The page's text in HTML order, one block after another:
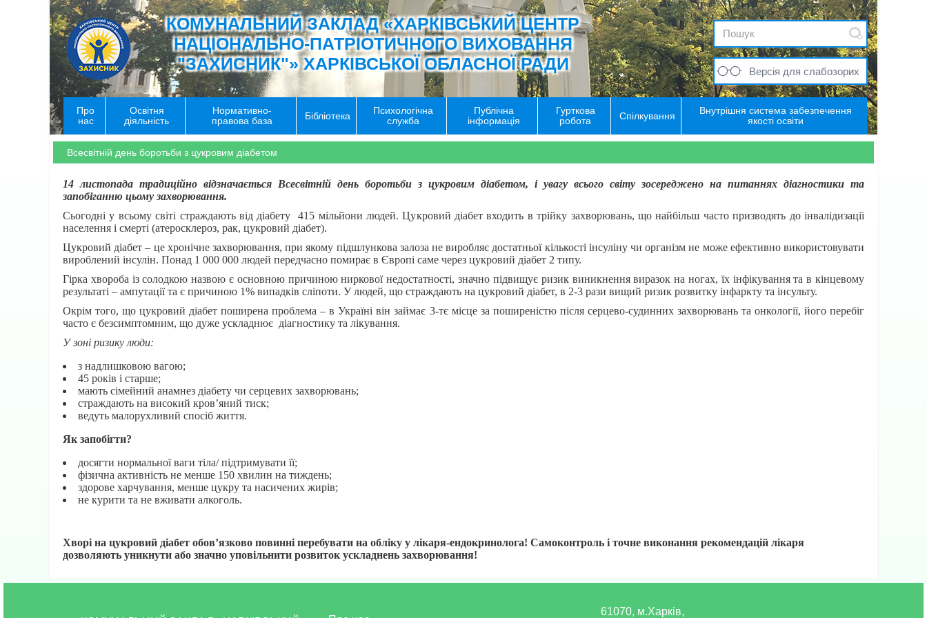
КОМУНАЛЬНИЙ ЗАКЛАД «ХАРКІВСЬКИЙ ЦЕНТР
НАЦІОНАЛЬНО-ПАТРІОТИЧНОГО ВИХОВАННЯ
"ЗАХИСНИК"» ХАРКІВСЬКОЇ ОБЛАСНОЇ РАДИ
Версія для слабозорих
Про
нас
Освітня
діяльність
Нормативно-
правова база
Бібліотека
Психологічна
служба
Публічна
інформація
Гурткова
робота
Спілкування
Внутрішня система забезпечення
якості освіти
Всесвітній день боротьби з цукровим діабетом
14 листопада традиційно відзначається Всесвітній день боротьби з цукровим діабетом, і увагу всього світу зосереджено на питаннях діагностики та
запобіганню цьому захворювання.
Сьогодні у всьому світі страждають від діабету 415 мільйони людей. Цукровий діабет входить в трійку захворювань, що найбільш часто призводять до інвалідизації
населення і смерті (атеросклероз, рак, цукровий діабет).
Цукровий діабет – це хронічне захворювання, при якому підшлункова залоза не виробляє достатньої кількості інсуліну чи організм не може ефективно використовувати
вироблений інсулін. Понад 1 000 000 людей передчасно помирає в Європі саме через цукровий діабет 2 типу.
Гірка хвороба із солодкою назвою є основною причиною ниркової недостатності, значно підвищує ризик виникнення виразок на ногах, їх інфікування та в кінцевому
результаті – ампутації та є причиною 1% випадків сліпоти. У людей, що страждають на цукровий діабет, в 2-3 рази вищий ризик розвитку інфаркту та інсульту.
Окрім того, що цукровий діабет поширена проблема – в Україні він займає 3-тє місце за поширеністю після серцево-судинних захворювань та онкології, його перебіг
часто є безсимптомним, що дуже ускладнює діагностику та лікування.
У зоні ризику люди:
з надлишковою вагою;
45 років і старше;
мають сімейний анамнез діабету чи серцевих захворювань;
страждають на високий кров’яний тиск;
ведуть малорухливий спосіб життя.
Як запобігти?
досягти нормальної ваги тіла/ підтримувати її;
фізична активність не менше 150 хвилин на тиждень;
здорове харчування, менше цукру та насичених жирів;
не курити та не вживати алкоголь.
Хворі на цукровий діабет обов’язково повинні перебувати на обліку у лікаря-ендокринолога! Самоконтроль і точне виконання рекомендацій лікаря
дозволяють уникнути або значно уповільнити розвиток ускладнень захворювання!
61070, м.Харків,